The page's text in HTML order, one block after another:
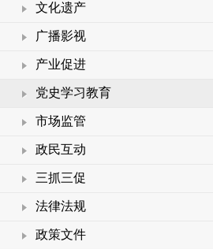
文化遗产
广播影视
产业促进
党史学习教育
市场监管
政民互动
三抓三促
法律法规
政策文件